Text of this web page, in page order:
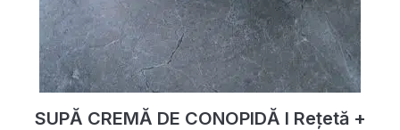
SUPĂ CREMĂ DE CONOPIDĂ I Rețetă +